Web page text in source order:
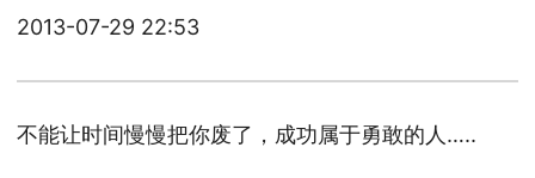
2013-07-29 22:53
不能让时间慢慢把你废了，成功属于勇敢的人…..